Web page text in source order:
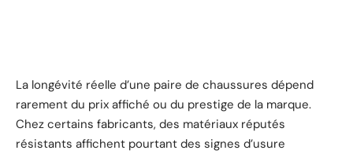
La longévité réelle d’une paire de chaussures dépend
rarement du prix affiché ou du prestige de la marque.
Chez certains fabricants, des matériaux réputés
résistants affichent pourtant des signes d’usure